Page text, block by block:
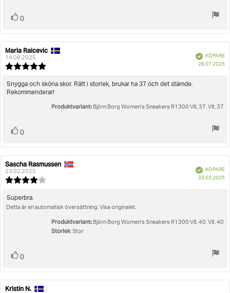
Rösta
0
Recensionsförfattare:
Maria Raicevic
14.08.2025
utav
5
BekräftadKÖPARE
28.07.2025
Recensionstext:
Snygga och sköna skor. Rätt i storlek, brukar ha 37 och det stämde.
Rekommenderar!
Produktvariant: Björn Borg Women's Sneakers R1300 Vit, 37, Vit, 37
Rösta
0
Recensionsförfattare:
Sascha Rasmussen
23.02.2025
BekräftadKÖPARE
03.02.2025
Recensionstext:
Superbra.
Detta är en automatisk översättning. Visa originalet.
Produktvariant: Björn Borg Women's Sneakers R1300 Vit, 40, Vit, 40
Storlek: Stor
Rösta
0
Recensionsförfattare:
Kristin N.